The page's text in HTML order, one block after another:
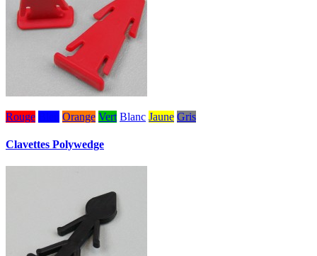
Rouge Orange Vert Blanc Jaune Gris
Clavettes Polywedge